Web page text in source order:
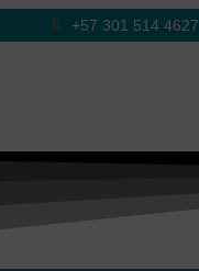
+57 301 514 4627